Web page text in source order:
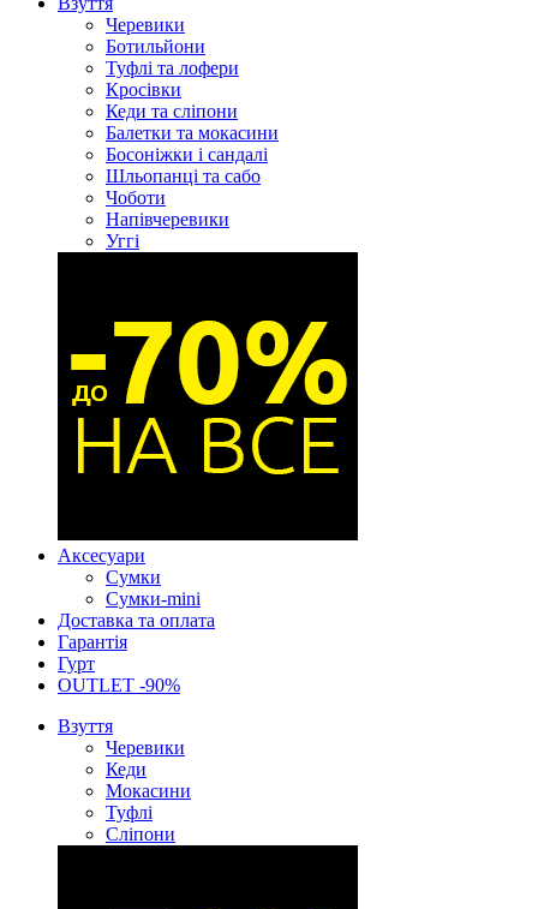
Черевики
Ботильйони
Туфлі та лофери
Кросівки
Кеди та сліпони
Балетки та мокасини
Босоніжки і сандалі
Шльопанці та сабо
Чоботи
Напівчеревики
Уггі
Аксесуари
Сумки
Сумки-mini
Доставка та оплата
Гарантія
Гурт
OUTLET -90%
Взуття
Черевики
Кеди
Мокасини
Туфлі
Сліпони